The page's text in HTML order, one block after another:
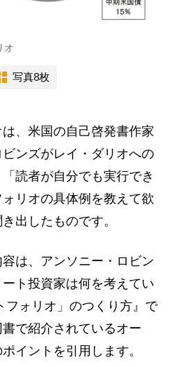
オ
写真8枚
、米国の自己啓発書作家
ンズがレイ・ダリオへの
読者が自分でも実行でき
リオの具体例を教えて欲
出したものです。
は、アンソニー・ロビン
ト投資家は何を考えてい
フォリオ」のつくり方』で
で紹介されているオー
イントを引用します。